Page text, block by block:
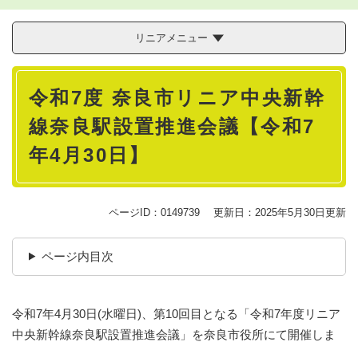
リニアメニュー
本
令和7度 奈良市リニア中央新幹
線奈良駅設置推進会議【令和7
年4月30日】
ページID：0149739 更新日：2025年5月30日更新
ページ内目次
令和7年4月30日(水曜日)、第10回目となる「令和7年度リニア
中央新幹線奈良駅設置推進会議」を奈良市役所にて開催しま